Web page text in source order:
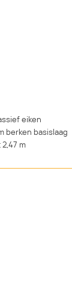
eiken
berken basislaag
m